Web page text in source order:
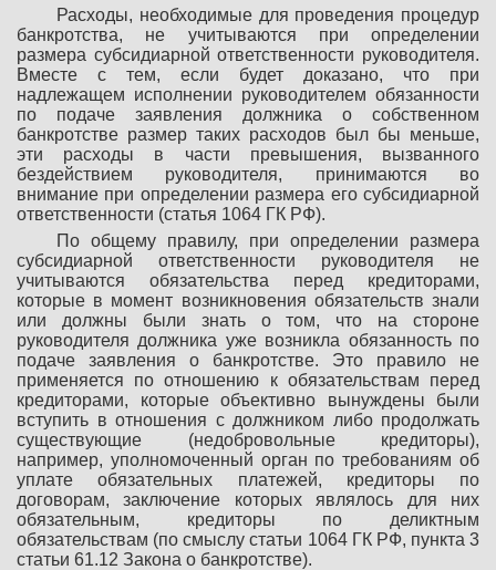
Расходы, необходимые для проведения процедур
банкротства, не учитываются при определении
размера субсидиарной ответственности руководителя.
Вместе с тем, если будет доказано, что при
надлежащем исполнении руководителем обязанности
по подаче заявления должника о собственном
банкротстве размер таких расходов был бы меньше,
эти расходы в части превышения, вызванного
бездействием руководителя, принимаются во
внимание при определении размера его субсидиарной
ответственности (статья 1064 ГК РФ).
По общему правилу, при определении размера
субсидиарной ответственности руководителя не
учитываются обязательства перед кредиторами,
которые в момент возникновения обязательств знали
или должны были знать о том, что на стороне
руководителя должника уже возникла обязанность по
подаче заявления о банкротстве. Это правило не
применяется по отношению к обязательствам перед
кредиторами, которые объективно вынуждены были
вступить в отношения с должником либо продолжать
существующие (недобровольные кредиторы),
например, уполномоченный орган по требованиям об
уплате обязательных платежей, кредиторы по
договорам, заключение которых являлось для них
обязательным, кредиторы по деликтным
обязательствам (по смыслу статьи 1064 ГК РФ, пункта 3
статьи 61.12 Закона о банкротстве).